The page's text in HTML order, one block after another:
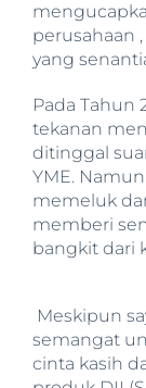
perusahaan
yang
Pada Tahun
tekanan
ditinggal
YME.
memeluk
memberi
bangkit dari
Meskipun
semangat
cinta kasih